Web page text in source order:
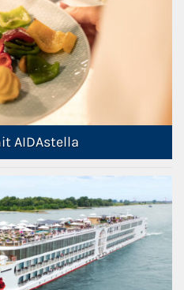
AIDAstella